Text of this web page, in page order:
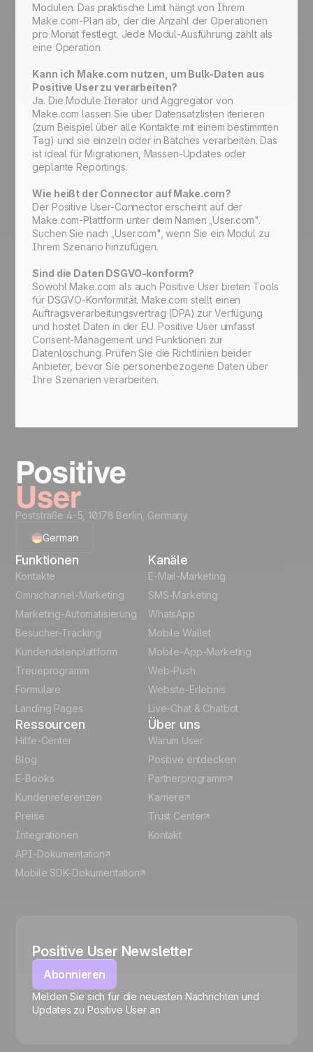
🍪
Modulen. Das praktische Limit hängt von Ihrem
Make.com-Plan ab, der die Anzahl der Operationen
pro Monat festlegt. Jede Modul-Ausführung zählt als
eine Operation.
Kann ich Make.com nutzen, um Bulk-Daten aus
Positive User zu verarbeiten?
Ja. Die Module Iterator und Aggregator von
Make.com lassen Sie über Datensatzlisten iterieren
(zum Beispiel über alle Kontakte mit einem bestimmten
Tag) und sie einzeln oder in Batches verarbeiten. Das
ist ideal für Migrationen, Massen-Updates oder
geplante Reportings.
Wie heißt der Connector auf Make.com?
Der Positive User-Connector erscheint auf der
Make.com-Plattform unter dem Namen „User.com".
Suchen Sie nach „User.com", wenn Sie ein Modul zu
Ihrem Szenario hinzufügen.
Sind die Daten DSGVO-konform?
Sowohl Make.com als auch Positive User bieten Tools
für DSGVO-Konformität. Make.com stellt einen
Auftragsverarbeitungsvertrag (DPA) zur Verfügung
und hostet Daten in der EU. Positive User umfasst
Consent-Management und Funktionen zur
Datenlöschung. Prüfen Sie die Richtlinien beider
Anbieter, bevor Sie personenbezogene Daten über
Ihre Szenarien verarbeiten.
Poststraße 4-5, 10178 Berlin, Germany
German
English
Polish
Español
Funktionen
Kontakte
Omnichannel-Marketing
Marketing-Automatisierung
Besucher-Tracking
Kundendatenplattform
Treueprogramm
Formulare
Landing Pages
Kanäle
E-Mail-Marketing
SMS-Marketing
WhatsApp
Mobile Wallet
Mobile-App-Marketing
Web-Push
Website-Erlebnis
Live-Chat & Chatbot
Ressourcen
Hilfe-Center
Blog
E-Books
Kundenreferenzen
Preise
Integrationen
API-Dokumentation
Mobile SDK-Dokumentation
Über uns
Warum User
Positive entdecken
Partnerprogramm
Karriere
Trust Center
Kontakt
Positive User Newsletter
Abonnieren
Melden Sie sich für die neuesten Nachrichten und
Updates zu Positive User an